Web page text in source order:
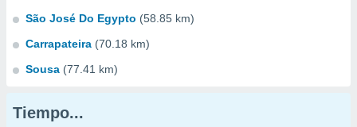
São José Do Egypto (58.85 km)
Carrapateira (70.18 km)
Sousa (77.41 km)
Tiempo...